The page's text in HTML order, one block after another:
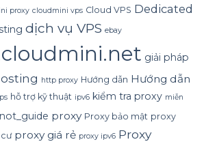
proxy cloudmini vps Cloud VPS Dedicated
dịch vụ VPS ebay
giải pháp
http proxy Hướng dẫn Hướng dẫn
hỗ trợ kỹ thuật ipv6 kiểm tra proxy miễn
not_guide proxy Proxy bảo mật proxy
proxy giá rẻ proxy ipv6 Proxy